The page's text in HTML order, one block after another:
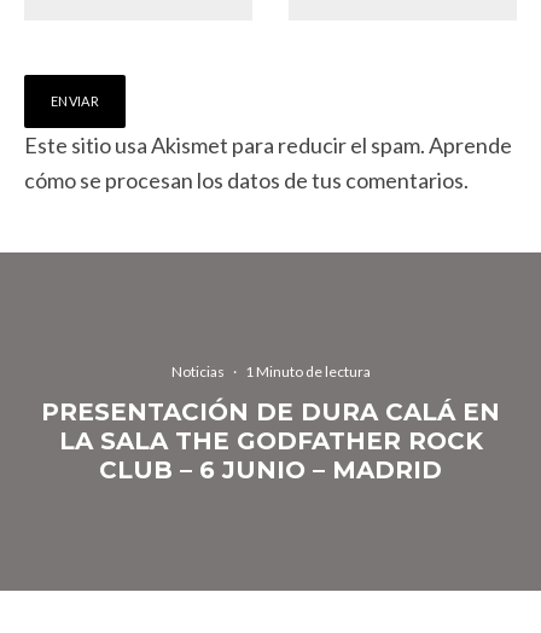
Este sitio usa Akismet para reducir el spam.Aprende
cómo se procesan los datos de tus comentarios.
Noticias · 1 Minuto de lectura
PRESENTACIÓN DE DURA CALÁ EN
LA SALA THE GODFATHER ROCK
CLUB – 6 JUNIO – MADRID